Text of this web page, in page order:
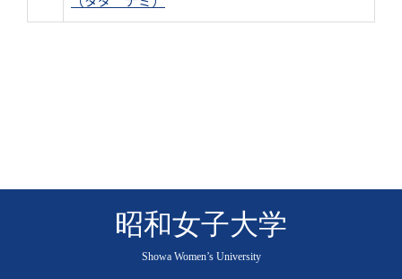
昭和女子大学
Showa Women’s University